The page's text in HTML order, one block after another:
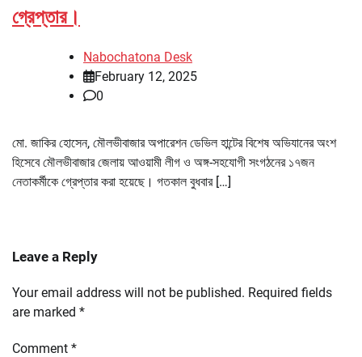
গ্রেপ্তার।
Nabochatona Desk
February 12, 2025
0
মো. জাকির হোসেন, মৌলভীবাজার অপারেশন ডেভিল হান্টের বিশেষ অভিযানের অংশ
হিসেবে মৌলভীবাজার জেলায় আওয়ামী লীগ ও অঙ্গ-সহযোগী সংগঠনের ১৭জন
নেতাকর্মীকে গ্রেপ্তার করা হয়েছে। গতকাল বুধবার […]
Leave a Reply
Your email address will not be published. Required fields
are marked *
Comment *